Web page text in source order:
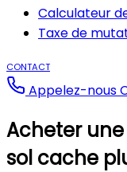
Calculateur
Taxe de
CONTACT
Appelez-nous
Acheter
sol cache